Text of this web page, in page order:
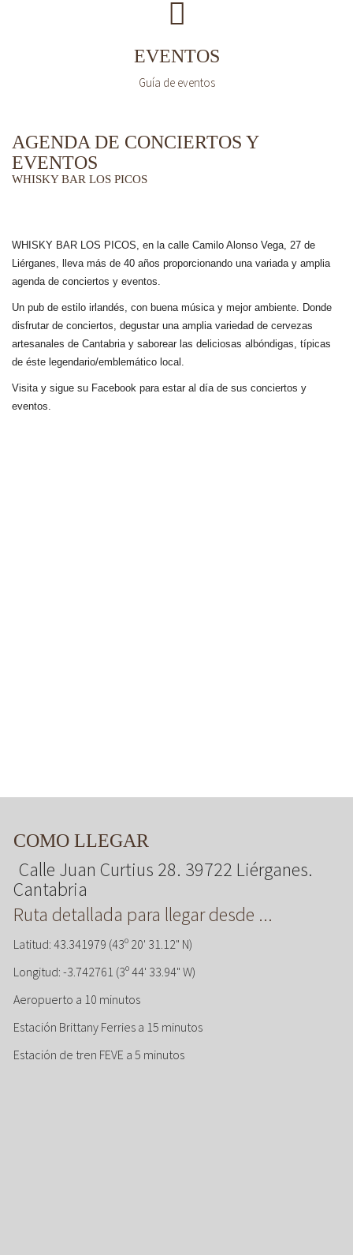
EVENTOS
Guía de eventos
AGENDA DE CONCIERTOS Y
EVENTOS
WHISKY BAR LOS PICOS
WHISKY BAR LOS PICOS, en la calle Camilo Alonso Vega, 27 de
Liérganes, lleva más de 40 años proporcionando una variada y amplia
agenda de conciertos y eventos.
Un pub de estilo irlandés, con buena música y mejor ambiente. Donde
disfrutar de conciertos, degustar una amplia variedad de cervezas
artesanales de Cantabria y saborear las deliciosas albóndigas, típicas
de éste legendario/emblemático local.
Visita y sigue su Facebook para estar al día de sus conciertos y
eventos.
COMO LLEGAR
Calle Juan Curtius 28. 39722 Liérganes.
Cantabria
Ruta detallada para llegar desde ...
Latitud: 43.341979 (43º 20' 31.12" N)
Longitud: -3.742761 (3º 44' 33.94" W)
Aeropuerto a 10 minutos
Estación Brittany Ferries a 15 minutos
Estación de tren FEVE a 5 minutos